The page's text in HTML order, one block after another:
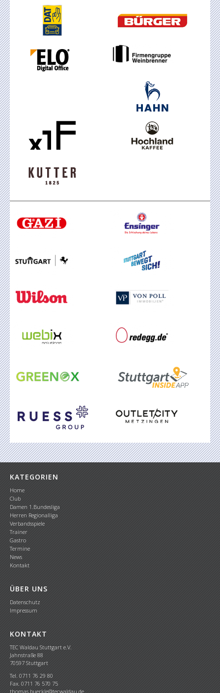
KATEGORIEN
Home
Club
Damen 1.Bundesliga
Herren Regionalliga
Verbandsspiele
Trainer
Gastro
Termine
News
Kontakt
ÜBER UNS
Datenschutz
Impressum
KONTAKT
TEC Waldau Stuttgart e.V.
Jahnstraße 88
70597 Stuttgart
Tel. 0711 76 29 80
Fax. 0711 76 570 75
thomas.buerkle@tecwaldau.de